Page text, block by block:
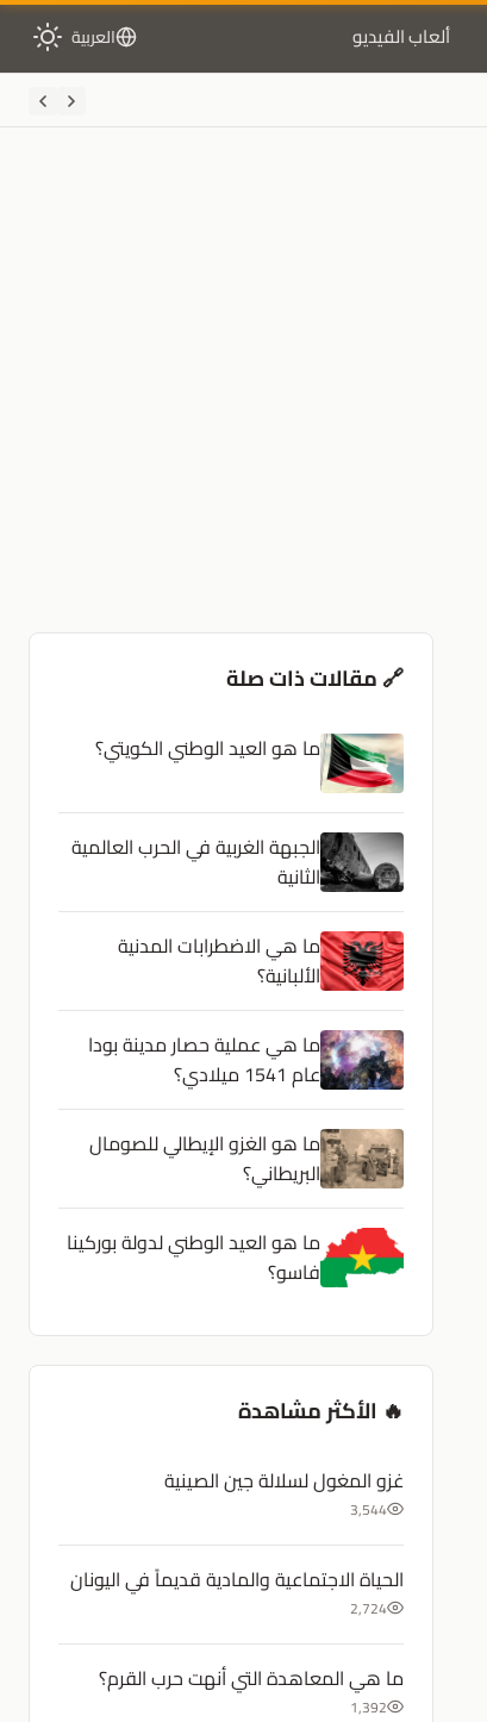
ألعاب الفيديو العربية
🔗 مقالات ذات صلة
ما هو العيد الوطني الكويتي؟
الجبهة الغربية في الحرب العالمية
الثانية
ما هي الاضطرابات المدنية
الألبانية؟
ما هي عملية حصار مدينة بودا
عام 1541 ميلادي؟
ما هو الغزو الإيطالي للصومال
البريطاني؟
ما هو العيد الوطني لدولة بوركينا
فاسو؟
🔥 الأكثر مشاهدة
غزو المغول لسلالة جين الصينية
3,544
الحياة الاجتماعية والمادية قديماً في اليونان
2,724
ما هي المعاهدة التي أنهت حرب القرم؟
1,392